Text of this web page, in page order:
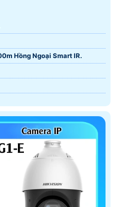
Hồng Ngoại Smart IR.